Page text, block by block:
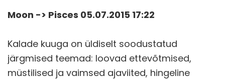
Moon -> Pisces 05.07.2015 17:22
Kalade kuuga on üldiselt soodustatud
järgmised teemad: loovad ettevõtmised,
müstilised ja vaimsed ajaviited, hingeline